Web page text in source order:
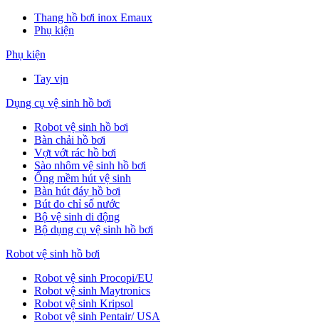
Thang hồ bơi inox Emaux
Phụ kiện
Phụ kiện
Tay vịn
Dụng cụ vệ sinh hồ bơi
Robot vệ sinh hồ bơi
Bàn chải hồ bơi
Vợt vớt rác hồ bơi
Sào nhôm vệ sinh hồ bơi
Ống mềm hút vệ sinh
Bàn hút đáy hồ bơi
Bút đo chỉ số nước
Bộ vệ sinh di động
Bộ dụng cụ vệ sinh hồ bơi
Robot vệ sinh hồ bơi
Robot vệ sinh Procopi/EU
Robot vệ sinh Maytronics
Robot vệ sinh Kripsol
Robot vệ sinh Pentair/ USA